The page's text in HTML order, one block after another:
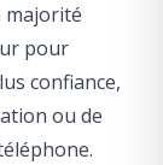
majorité
pour
confiance,
ou de